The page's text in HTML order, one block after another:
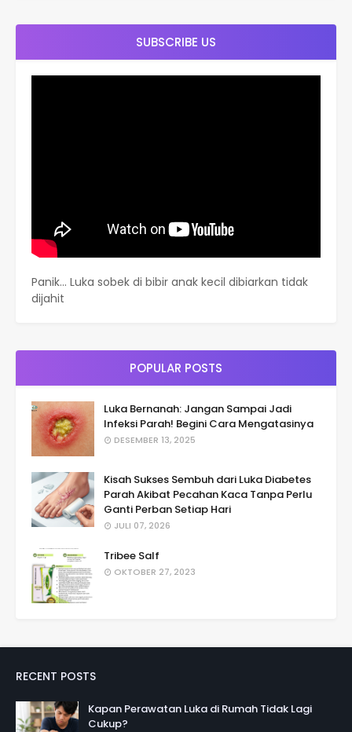
SUBSCRIBE US
Panik… Luka sobek di bibir anak kecil dibiarkan tidak
dijahit
POPULAR POSTS
Luka Bernanah: Jangan Sampai Jadi
Infeksi Parah! Begini Cara Mengatasinya
DESEMBER 13, 2025
Kisah Sukses Sembuh dari Luka Diabetes
Parah Akibat Pecahan Kaca Tanpa Perlu
Ganti Perban Setiap Hari
JULI 07, 2026
Tribee Salf
OKTOBER 27, 2023
RECENT POSTS
Kapan Perawatan Luka di Rumah Tidak Lagi
Cukup?